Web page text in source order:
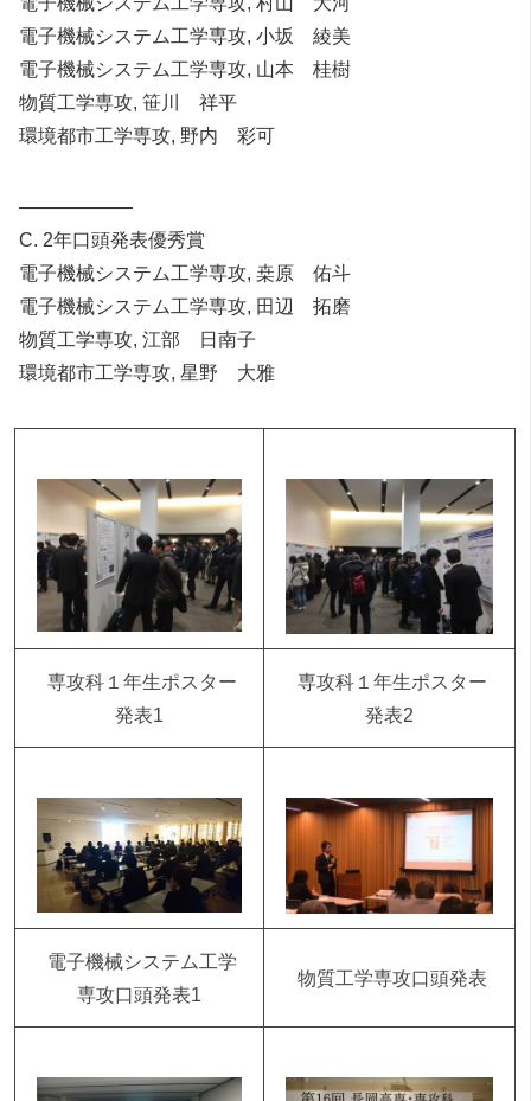
電子機械システム工学専攻, 小坂 綾美
電子機械システム工学専攻, 山本 桂樹
物質工学専攻, 笹川 祥平
環境都市工学専攻, 野内 彩可
——————
C. 2年口頭発表優秀賞
電子機械システム工学専攻, 桒原 佑斗
電子機械システム工学専攻, 田辺 拓磨
物質工学専攻, 江部 日南子
環境都市工学専攻, 星野 大雅
専攻科１年生ポスター
発表1
専攻科１年生ポスター
発表2
電子機械システム工学
専攻口頭発表1
物質工学専攻口頭発表